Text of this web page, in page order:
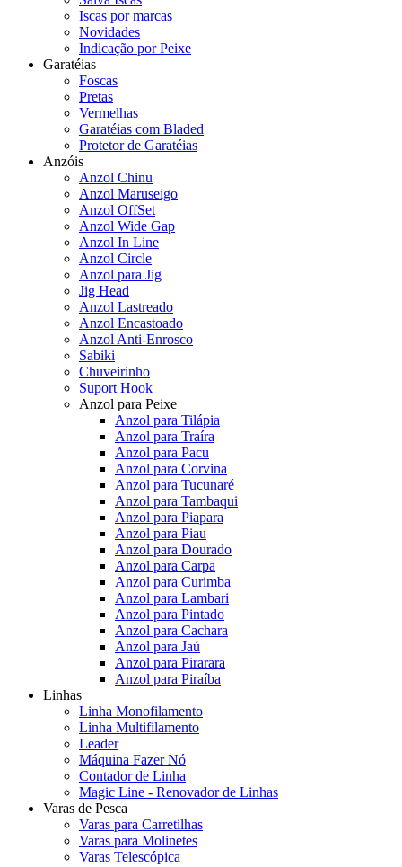
Iscas por marcas
Novidades
Indicação por Peixe
Garatéias
Foscas
Pretas
Vermelhas
Garatéias com Bladed
Protetor de Garatéias
Anzóis
Anzol Chinu
Anzol Maruseigo
Anzol OffSet
Anzol Wide Gap
Anzol In Line
Anzol Circle
Anzol para Jig
Jig Head
Anzol Lastreado
Anzol Encastoado
Anzol Anti-Enrosco
Sabiki
Chuveirinho
Suport Hook
Anzol para Peixe
Anzol para Tilápia
Anzol para Traíra
Anzol para Pacu
Anzol para Corvina
Anzol para Tucunaré
Anzol para Tambaqui
Anzol para Piapara
Anzol para Piau
Anzol para Dourado
Anzol para Carpa
Anzol para Curimba
Anzol para Lambari
Anzol para Pintado
Anzol para Cachara
Anzol para Jaú
Anzol para Pirarara
Anzol para Piraíba
Linhas
Linha Monofilamento
Linha Multifilamento
Leader
Máquina Fazer Nó
Contador de Linha
Magic Line - Renovador de Linhas
Varas de Pesca
Varas para Carretilhas
Varas para Molinetes
Varas Telescópica